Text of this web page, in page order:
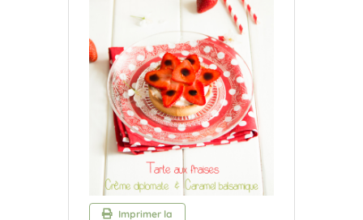
Imprimer la